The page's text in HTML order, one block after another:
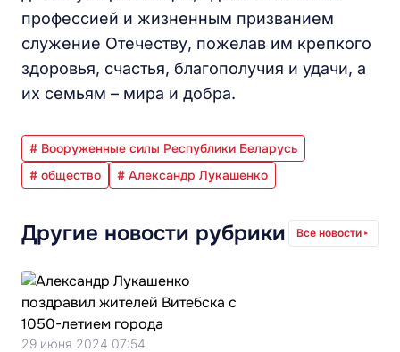
профессией и жизненным призванием
служение Отечеству, пожелав им крепкого
здоровья, счастья, благополучия и удачи, а
их семьям – мира и добра.
# Вооруженные силы Республики Беларусь
# общество
# Александр Лукашенко
Другие новости рубрики Все новости
29 июня 2024 07:54